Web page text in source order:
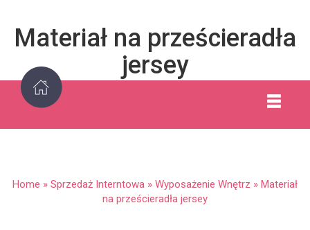
Materiał na prześcieradła
jersey
Home » Sprzedaż Interntowa » Wyposażenie Wnętrz » Materiał
na prześcieradła jersey